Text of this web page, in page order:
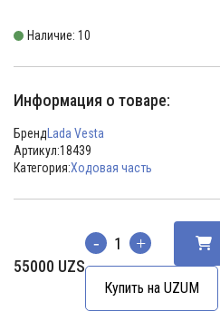
Наличие: 10
Информация о товаре:
Бренд Lada Vesta
Артикул:18439
Категория:Ходовая часть
55000 UZS
Количество
Купить на UZUM